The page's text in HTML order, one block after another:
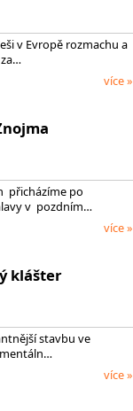
v Evropě rozmachu a
více »
přicházíme po
v pozdním…
více »
klášter
stavbu ve
více »